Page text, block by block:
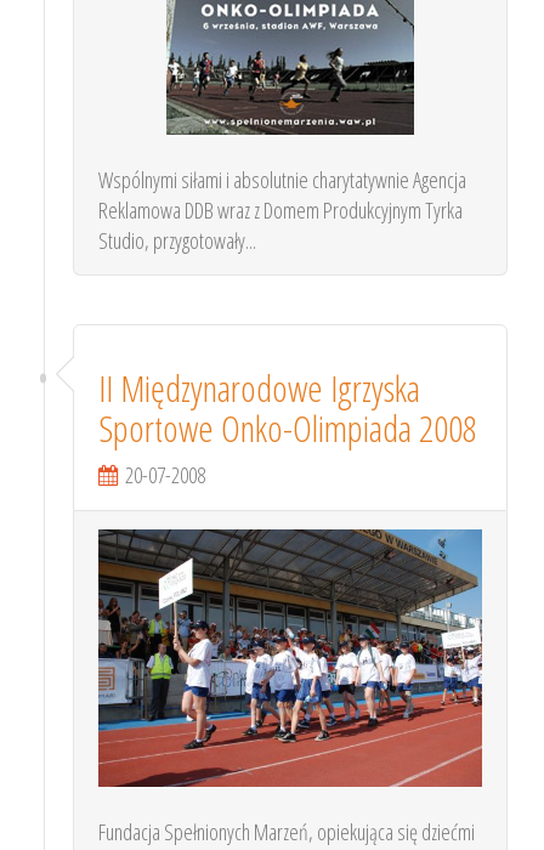
Wspólnymi siłami i absolutnie charytatywnie Agencja
Reklamowa DDB wraz z Domem Produkcyjnym Tyrka
Studio, przygotowały...
II Międzynarodowe Igrzyska
Sportowe Onko-Olimpiada 2008
20-07-2008
Fundacja Spełnionych Marzeń, opiekująca się dziećmi